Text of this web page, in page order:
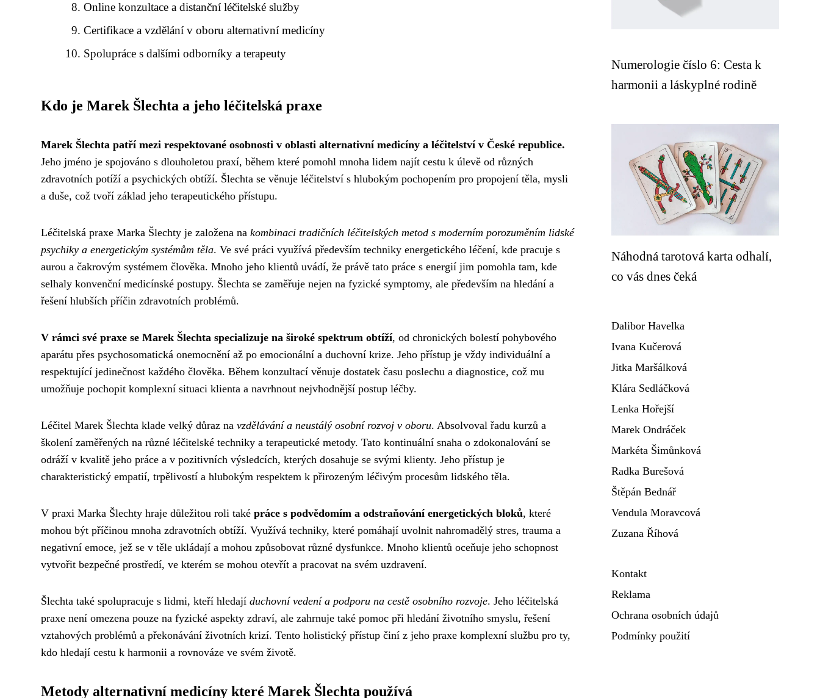
Online konzultace a distanční léčitelské služby
Certifikace a vzdělání v oboru alternativní medicíny
Spolupráce s dalšími odborníky a terapeuty
Kdo je Marek Šlechta a jeho léčitelská praxe
Marek Šlechta patří mezi respektované osobnosti v oblasti alternativní medicíny a léčitelství v České republice.
Jeho jméno je spojováno s dlouholetou praxí, během které pomohl mnoha lidem najít cestu k úlevě od různých
zdravotních potíží a psychických obtíží. Šlechta se věnuje léčitelství s hlubokým pochopením pro propojení těla, mysli
a duše, což tvoří základ jeho terapeutického přístupu.
Léčitelská praxe Marka Šlechty je založena na kombinaci tradičních léčitelských metod s moderním porozuměním lidské
psychiky a energetickým systémům těla. Ve své práci využívá především techniky energetického léčení, kde pracuje s
aurou a čakrovým systémem člověka. Mnoho jeho klientů uvádí, že právě tato práce s energií jim pomohla tam, kde
selhaly konvenční medicínské postupy. Šlechta se zaměřuje nejen na fyzické symptomy, ale především na hledání a
řešení hlubších příčin zdravotních problémů.
V rámci své praxe se Marek Šlechta specializuje na široké spektrum obtíží, od chronických bolestí pohybového
aparátu přes psychosomatická onemocnění až po emocionální a duchovní krize. Jeho přístup je vždy individuální a
respektující jedinečnost každého člověka. Během konzultací věnuje dostatek času poslechu a diagnostice, což mu
umožňuje pochopit komplexní situaci klienta a navrhnout nejvhodnější postup léčby.
Léčitel Marek Šlechta klade velký důraz na vzdělávání a neustálý osobní rozvoj v oboru. Absolvoval řadu kurzů a
školení zaměřených na různé léčitelské techniky a terapeutické metody. Tato kontinuální snaha o zdokonalování se
odráží v kvalitě jeho práce a v pozitivních výsledcích, kterých dosahuje se svými klienty. Jeho přístup je
charakteristický empatií, trpělivostí a hlubokým respektem k přirozeným léčivým procesům lidského těla.
V praxi Marka Šlechty hraje důležitou roli také práce s podvědomím a odstraňování energetických bloků, které
mohou být příčinou mnoha zdravotních obtíží. Využívá techniky, které pomáhají uvolnit nahromadělý stres, trauma a
negativní emoce, jež se v těle ukládají a mohou způsobovat různé dysfunkce. Mnoho klientů oceňuje jeho schopnost
vytvořit bezpečné prostředí, ve kterém se mohou otevřít a pracovat na svém uzdravení.
Šlechta také spolupracuje s lidmi, kteří hledají duchovní vedení a podporu na cestě osobního rozvoje. Jeho léčitelská
praxe není omezena pouze na fyzické aspekty zdraví, ale zahrnuje také pomoc při hledání životního smyslu, řešení
vztahových problémů a překonávání životních krizí. Tento holistický přístup činí z jeho praxe komplexní službu pro ty,
kdo hledají cestu k harmonii a rovnováze ve svém životě.
Metody alternativní medicíny které Marek Šlechta používá
Numerologie číslo 6: Cesta k
harmonii a láskyplné rodině
Náhodná tarotová karta odhalí,
co vás dnes čeká
Dalibor Havelka
Ivana Kučerová
Jitka Maršálková
Klára Sedláčková
Lenka Hořejší
Marek Ondráček
Markéta Šimůnková
Radka Burešová
Štěpán Bednář
Vendula Moravcová
Zuzana Říhová
Kontakt
Reklama
Ochrana osobních údajů
Podmínky použití